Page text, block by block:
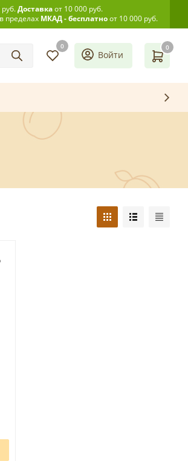
Доставкаот 10 000 руб.
пределах МКАД - бесплатноот 10 000 руб.
0 0
Войти